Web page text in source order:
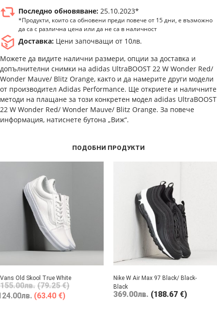
Последно обновяване: 25.10.2023*
*Продукти, които са обновени преди повече от 15 дни, е възможно
да са с различна цена или да не са в наличност
Доставка: Цени започващи от 10лв.
Можете да видите налични размери, опции за доставка и
допълнителни снимки на adidas UltraBOOST 22 W Wonder Red/
Wonder Mauve/ Blitz Orange, както и да намерите други модели
от производител Adidas Performance. Ще откриете и наличните
методи на плащане за този конкретен модел adidas UltraBOOST
22 W Wonder Red/ Wonder Mauve/ Blitz Orange. За повече
информация, натиснете бутона „Виж“.
ПОДОБНИ ПРОДУКТИ
Vans Old Skool True White
155.00лв. (79.25 €)
лв. (63.40 €)
Nike W Air Max 97 Black/ Black-
Black
369.00лв. (188.67 €)